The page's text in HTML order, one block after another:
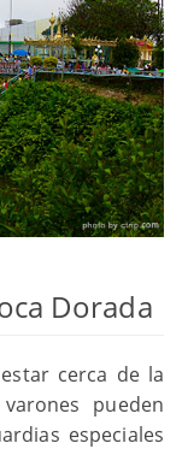
Dorada
cerca de la
pueden
especiales